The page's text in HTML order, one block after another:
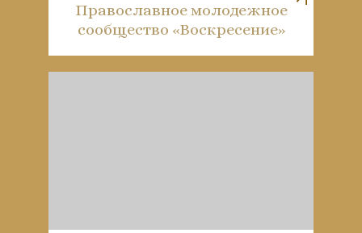
Православное молодежное
сообщество «Воскресение»